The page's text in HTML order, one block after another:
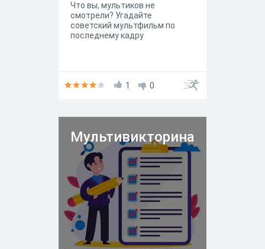
Что вы, мультиков не
смотрели? Угадайте
советский мультфильм по
последнему кадру
1 0
Мультивикторина